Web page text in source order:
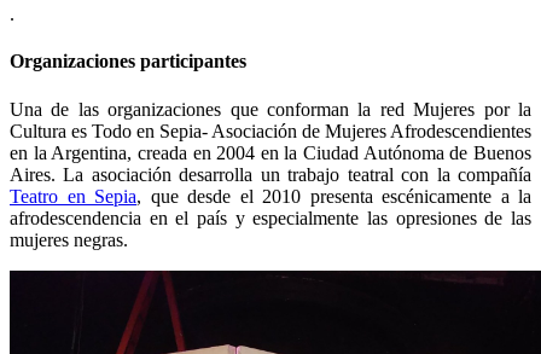
.
Organizaciones participantes
Una de las organizaciones que conforman la red Mujeres por la
Cultura es Todo en Sepia- Asociación de Mujeres Afrodescendientes
en la Argentina, creada en 2004 en la Ciudad Autónoma de Buenos
Aires. La asociación desarrolla un trabajo teatral con la compañía
Teatro en Sepia, que desde el 2010 presenta escénicamente a la
afrodescendencia en el país y especialmente las opresiones de las
mujeres negras.